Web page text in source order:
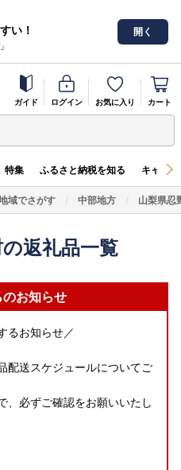
い！
開く
ガイド ログイン お気に入り カート
特集 ふるさと納税を知る キャン
域でさがす 中部地方 山梨県忍
返礼品一覧
お知らせ
るお知らせ／
配送スケジュールについてご
、必ずご確認をお願いいたし